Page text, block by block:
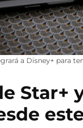
a Disney+ para
Star+